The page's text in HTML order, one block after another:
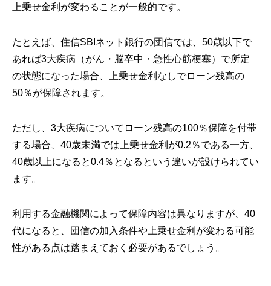
上乗せ金利が変わることが一般的です。
たとえば、住信SBIネット銀行の団信では、50歳以下で
あれば3大疾病（がん・脳卒中・急性心筋梗塞）で所定
の状態になった場合、上乗せ金利なしでローン残高の
50％が保障されます。
ただし、3大疾病についてローン残高の100％保障を付帯
する場合、40歳未満では上乗せ金利が0.2％である一方、
40歳以上になると0.4％となるという違いが設けられてい
ます。
利用する金融機関によって保障内容は異なりますが、40
代になると、団信の加入条件や上乗せ金利が変わる可能
性がある点は踏まえておく必要があるでしょう。